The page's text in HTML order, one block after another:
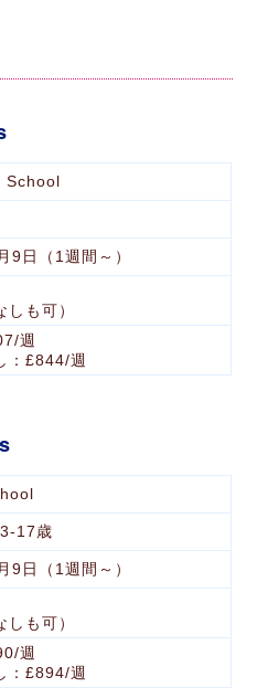
School
9日（1週間～）
しも可）
週
：£844/週
17歳
9日（1週間～）
しも可）
週
：£894/週